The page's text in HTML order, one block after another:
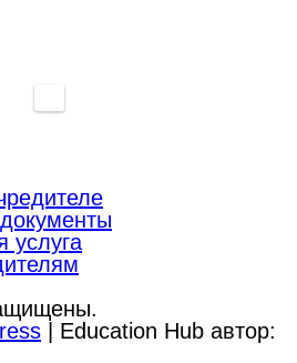
услуга
| Education Hub автор: